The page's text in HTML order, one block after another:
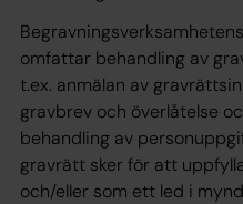
omfattar behandling av
t.ex. anmälan av
gravbrev och överlåtelse
behandling av
gravrätt sker för att
och/eller som ett led i